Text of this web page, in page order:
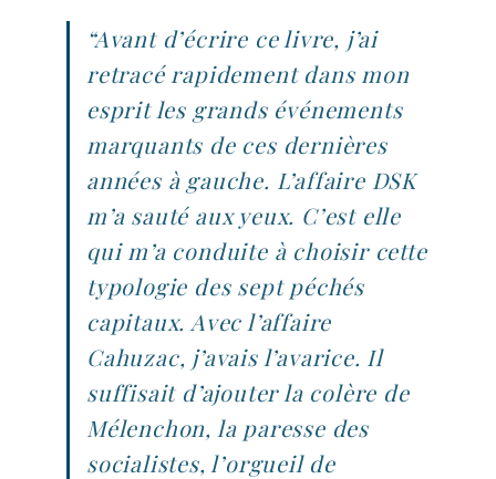
“Avant d’écrire ce livre, j’ai
retracé rapidement dans mon
esprit les grands événements
marquants de ces dernières
années à gauche. L’affaire DSK
m’a sauté aux yeux. C’est elle
qui m’a conduite à choisir cette
typologie des sept péchés
capitaux. Avec l’affaire
Cahuzac, j’avais l’avarice. Il
suffisait d’ajouter la colère de
Mélenchon, la paresse des
socialistes, l’orgueil de